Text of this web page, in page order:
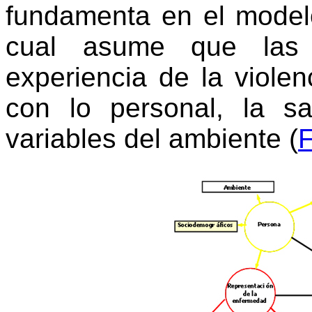
fundamenta en el
cual asume que
experiencia de la
con lo personal, la
variables del ambiente (